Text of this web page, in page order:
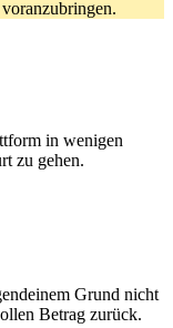
in wenigen
zu gehen.
Grund nicht
Betrag zurück.